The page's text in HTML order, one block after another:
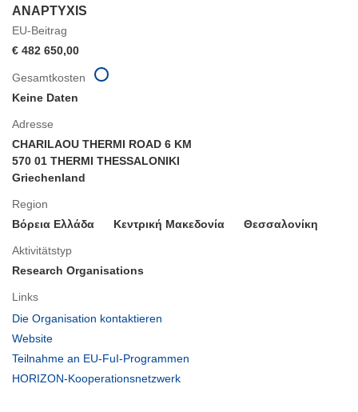
ANAPTYXIS
EU-Beitrag
€ 482 650,00
Adresse
CHARILAOU THERMI ROAD 6 KM
570 01 THERMI THESSALONIKI
Griechenland
Region
Βόρεια Ελλάδα
Κεντρική Μακεδονία Θεσσαλονίκη
Aktivitätstyp
Research Organisations
Links
Die Organisation kontaktieren
Website
in
Fenster)
Teilnahme an EU-FuI-Programmen
HORIZON-Kooperationsnetzwerk
Gesamtkosten
Keine Daten